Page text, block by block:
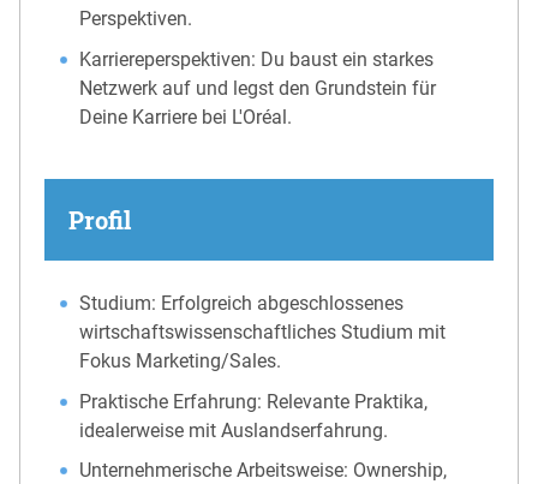
Perspektiven.
Karriereperspektiven: Du baust ein starkes
Netzwerk auf und legst den Grundstein für
Deine Karriere bei L'Oréal.
Profil
Studium: Erfolgreich abgeschlossenes
wirtschaftswissenschaftliches Studium mit
Fokus Marketing/Sales.
Praktische Erfahrung: Relevante Praktika,
idealerweise mit Auslandserfahrung.
Unternehmerische Arbeitsweise: Ownership,